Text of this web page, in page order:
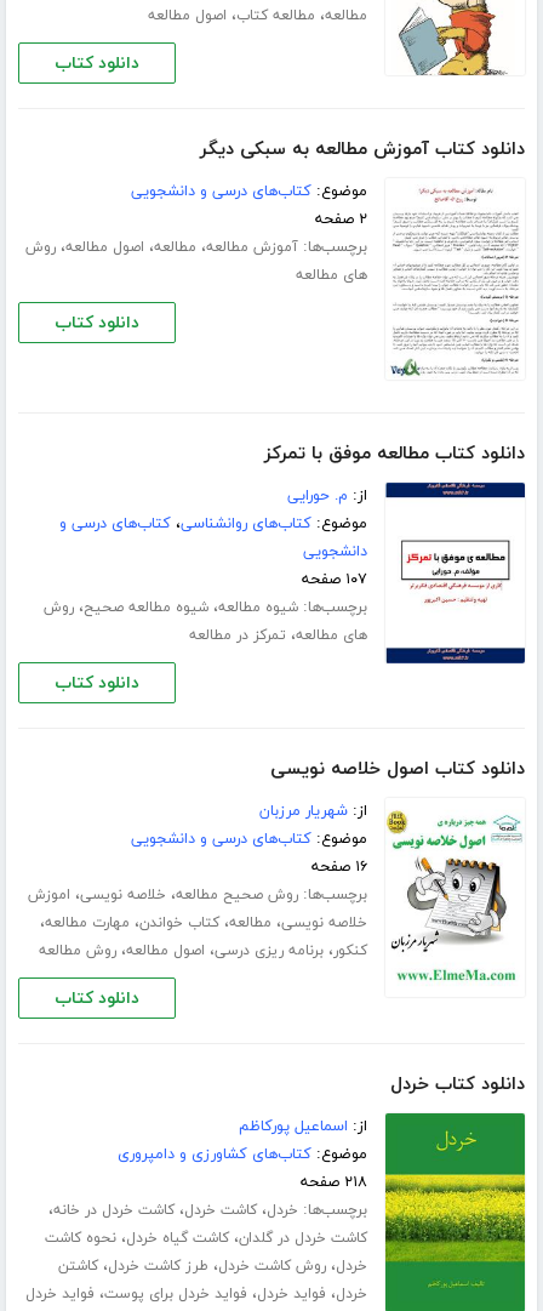
مطالعه، مطالعه کتاب، اصول مطالعه
دانلود کتاب
دانلود کتاب آموزش مطالعه به سبکی دیگر
موضوع:کتاب‌های درسی و دانشجویی
۲ صفحه
برچسب‌ها:آموزش مطالعه، مطالعه، اصول مطالعه،روش
های مطالعه
دانلود کتاب
دانلود کتاب مطالعه موفق با تمرکز
از: م. حورایی
موضوع:کتاب‌های روانشناسی،کتاب‌های درسی و
دانشجویی
۱۰۷ صفحه
برچسب‌ها:شیوه مطالعه،شیوه مطالعه صحیح،روش
های مطالعه، تمرکز در مطالعه
دانلود کتاب
دانلود کتاب اصول خلاصه نویسی
از:شهریار مرزبان
موضوع:کتاب‌های درسی و دانشجویی
۱۶ صفحه
برچسب‌ها:روش صحیح مطالعه، خلاصه نویسی، اموزش
خلاصه نویسی، مطالعه،کتاب خواندن، مهارت مطالعه،
کنکور،برنامه ریزی درسی، اصول مطالعه،روش مطالعه
دانلود کتاب
دانلود کتاب خردل
از: اسماعیل پورکاظم
موضوع:کتاب‌های کشاورزی و دامپروری
۲۱۸ صفحه
برچسب‌ها: خردل،کاشت خردل،کاشت خردل در خانه،
کاشت خردل در گلدان،کاشت گیاه خردل،نحوه کاشت
خردل،روش کاشت خردل، طرز کاشت خردل،کاشتن
خردل، فواید خردل، فواید خردل برای پوست، فواید خردل